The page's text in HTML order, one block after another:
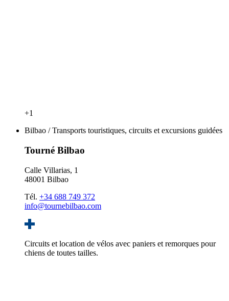
+1
Bilbao / Transports touristiques, circuits et excursions guidées
Tourné Bilbao
Calle Villarias, 1
48001 Bilbao
Tél. +34 688 749 372
info@tournebilbao.com
Circuits et location de vélos avec paniers et remorques pour
chiens de toutes tailles.